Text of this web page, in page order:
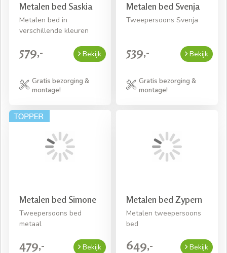
Metalen bed Saskia
Metalen bed in
verschillende kleuren
579,- Bekijk
Gratis bezorging &
montage!
Metalen bed Svenja
Tweepersoons Svenja
539,- Bekijk
Gratis bezorging &
montage!
Metalen bed Simone
Tweepersoons bed
metaal
479,- Bekijk
Metalen bed Zypern
Metalen tweepersoons
bed
649,- Bekijk